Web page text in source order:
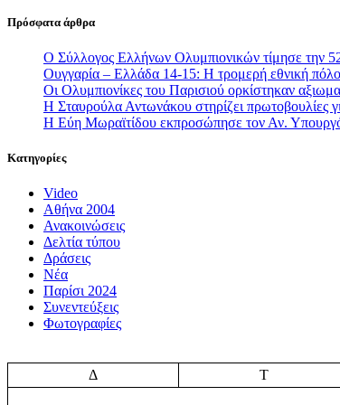
Πρόσφατα άρθρα
Ο Σύλλογος Ελλήνων Ολυμπιονικών τίμησε την
Ουγγαρία – Ελλάδα 14-15: Η τρομερή εθνική πόλο
Οι Ολυμπιονίκες του Παρισιού ορκίστηκαν
Η Σταυρούλα Αντωνάκου στηρίζει πρωτοβουλίες
Η Εύη Μωραϊτίδου εκπροσώπησε τον Αν.
Κατηγορίες
Video
Αθήνα 2004
Ανακοινώσεις
Δελτία τύπου
Δράσεις
Νέα
Παρίσι 2024
Συνεντεύξεις
Φωτογραφίες
Δ
Τ